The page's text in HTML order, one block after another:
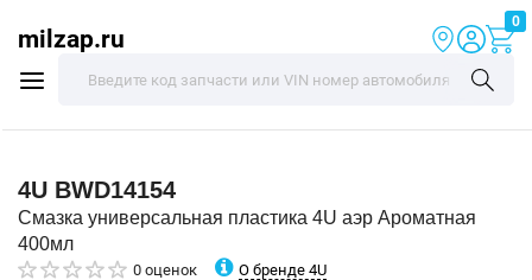
milzap.ru
0
4U BWD14154
Смазка универсальная пластика 4U аэр Ароматная
400мл
0 оценок О бренде 4U